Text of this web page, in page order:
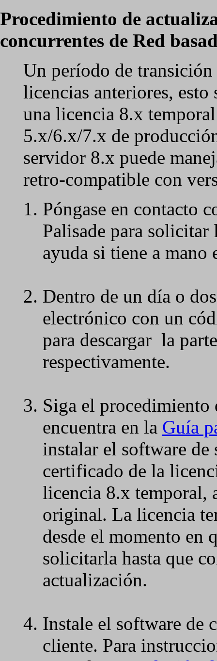
Procedimiento de
concurrentes de Red
Un período de
licencias anteriores,
una licencia 8.x
5.x/6.x/7.x de
servidor 8.x puede
retro-compatible con
Póngase en contacto
Palisade para solicitar
ayuda si tiene a mano
Dentro de un día o
electrónico con un
para descargar la
respectivamente.
Siga el procedimiento
encuentra en la Guía
instalar el software
certificado de la
licencia 8.x temporal,
original. La licencia
desde el momento en
solicitarla hasta que
actualización.
Instale el software de
cliente. Para